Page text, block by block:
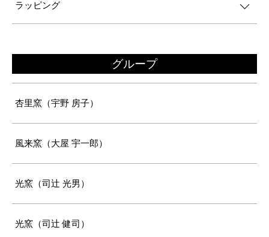
ラッピング
グループ
杏里窯（宇野 房子）
風来窯（大屋 宇一郎）
光窯（司辻 光男）
光窯（司辻 健司）